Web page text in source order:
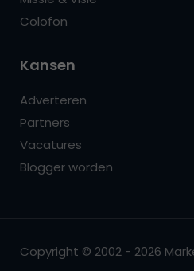
Colofon
Kansen
Adverteren
Partners
Vacatures
Blogger worden
Copyright © 2002 - 2026